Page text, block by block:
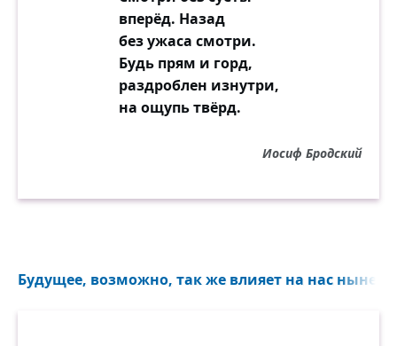
вперёд. Назад
без ужаса смотри.
Будь прям и горд,
раздроблен изнутри,
на ощупь твёрд.
Иосиф Бродский
Будущее, возможно, так же влияет на нас